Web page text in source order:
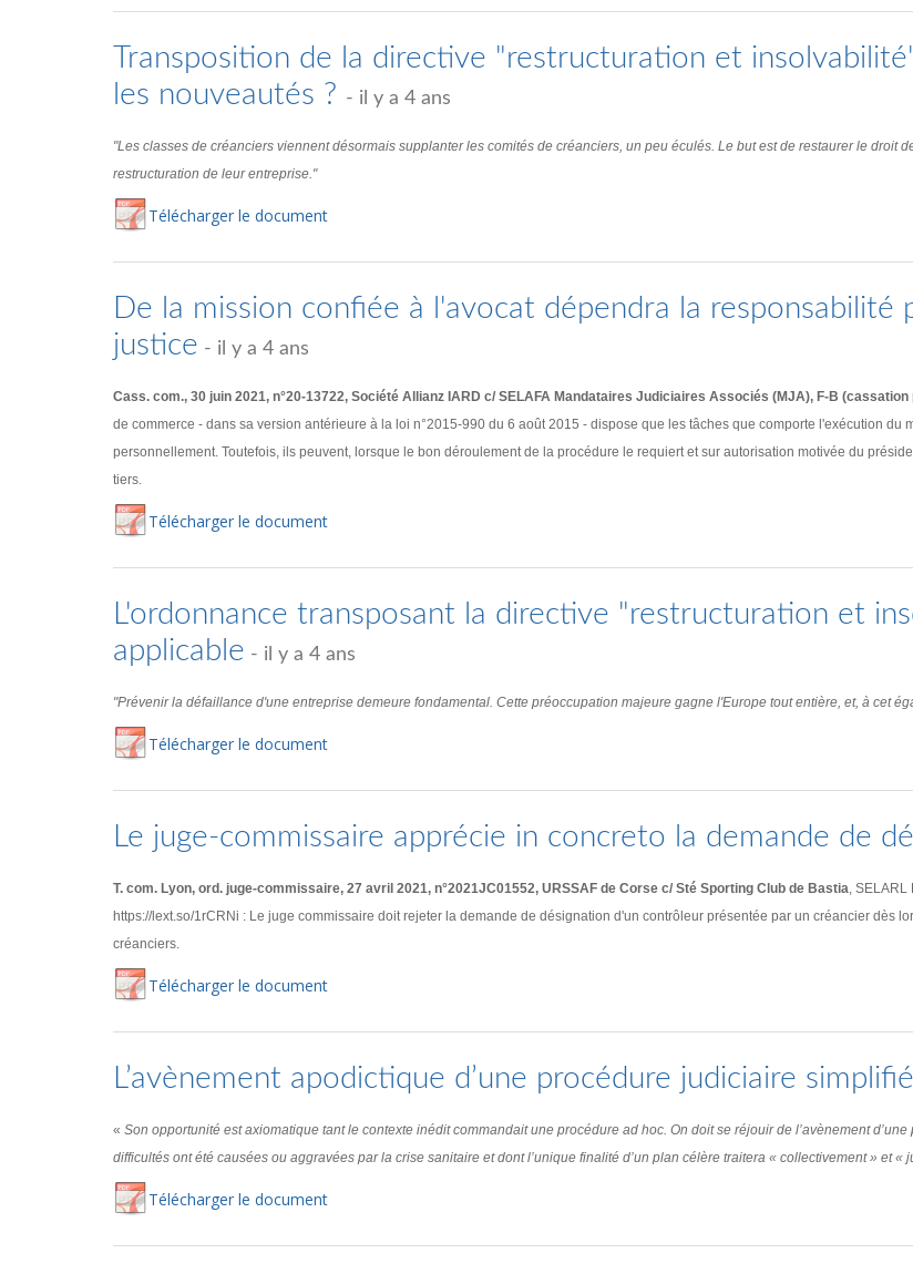
Transposition de la directive "restructuration et
les nouveautés ? - il y a 4 ans
"Les classes de créanciers viennent désormais supplanter les comités de créanciers, un peu éculés. Le but est de restaurer le droit
restructuration de leur entreprise."
Télécharger le document
De la mission confiée à l'avocat dépendra la
justice - il y a 4 ans
Cass. com., 30 juin 2021, n°20-13722, Société Allianz IARD c/ SELAFA Mandataires Judiciaires Associés (MJA), F-B
de commerce - dans sa version antérieure à la loi n°2015-990 du 6 août 2015 - dispose que les tâches que comporte l'exécution
personnellement. Toutefois, ils peuvent, lorsque le bon déroulement de la procédure le requiert et sur autorisation motivée du
tiers.
Télécharger le document
L'ordonnance transposant la directive "restructuration et
applicable - il y a 4 ans
"Prévenir la défaillance d'une entreprise demeure fondamental. Cette préoccupation majeure gagne l'Europe tout entière, et, à cet
Télécharger le document
Le juge-commissaire apprécie in concreto la demande de
T. com. Lyon, ord. juge-commissaire, 27 avril 2021, n°2021JC01552, URSSAF de Corse c/ Sté Sporting Club de Bastia, SELARL
https://lext.so/1rCRNi : Le juge commissaire doit rejeter la demande de désignation d'un contrôleur présentée par un créancier dès
créanciers.
Télécharger le document
L’avènement apodictique d’une procédure judiciaire
« Son opportunité est axiomatique tant le contexte inédit commandait une procédure ad hoc. On doit se réjouir de l’avènement
difficultés ont été causées ou aggravées par la crise sanitaire et dont l’unique finalité d’un plan célère traitera « collectivement » et
Télécharger le document